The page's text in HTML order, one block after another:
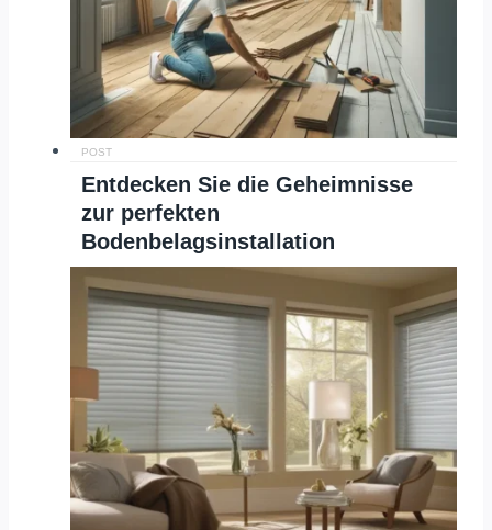
POST
Entdecken Sie die Geheimnisse
zur perfekten
Bodenbelagsinstallation